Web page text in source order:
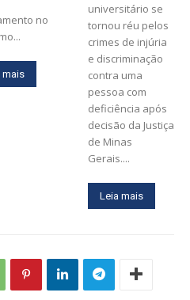
no
mais
universitário se
tornou réu pelos
crimes de injúria
e discriminação
contra uma
pessoa com
deficiência após
decisão da Justiça
de Minas
Gerais....
Leia mais